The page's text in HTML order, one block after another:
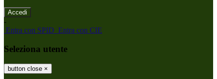
-
Entra con SPID Entra con CIE
Seleziona utente
button close ×